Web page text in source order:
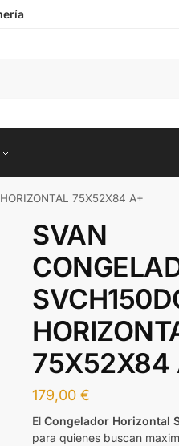
75X52X84 A+
SVAN
75X52X84
179,00€
ElCongelador Horizontal
para quienes buscan